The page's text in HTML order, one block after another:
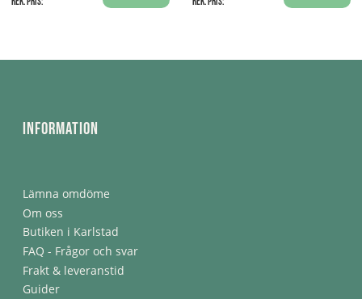
Information
Lämna omdöme
Om oss
Butiken i Karlstad
FAQ - Frågor och svar
Frakt & leveranstid
Guider